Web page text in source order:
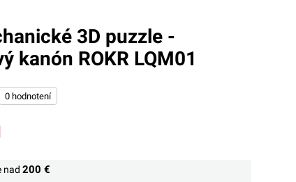
3D puzzle -
kanón ROKR LQM01
nad 200 €